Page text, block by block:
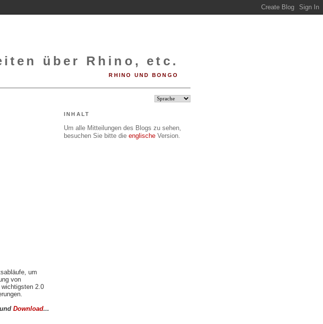
über Rhino, etc.
RHINO UND BONGO
um
von
2.0
und Download...
INHALT
Um alle Mitteilungen des Blogs zu sehen,
besuchen Sie bitte die englische Version.